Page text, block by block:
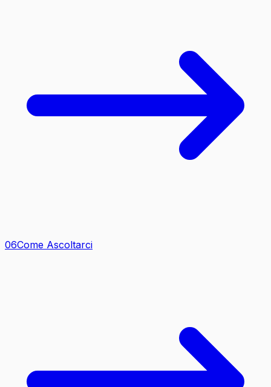
06Come Ascoltarci